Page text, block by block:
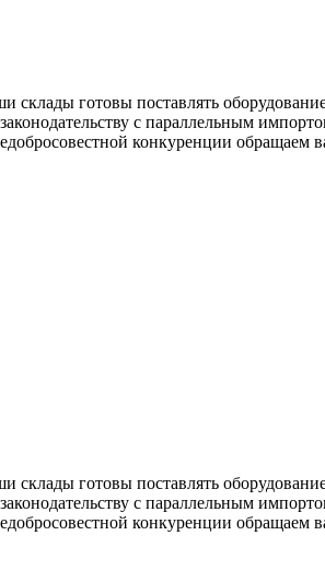
готовы поставлять
с параллельным
конкуренции
готовы поставлять
с параллельным
конкуренции